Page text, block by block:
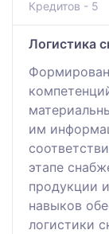
Кредитов - 5
Логистика
им
этапе
продукции
навыков
логистики